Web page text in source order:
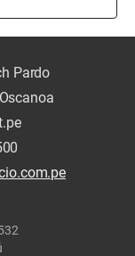
Pardo